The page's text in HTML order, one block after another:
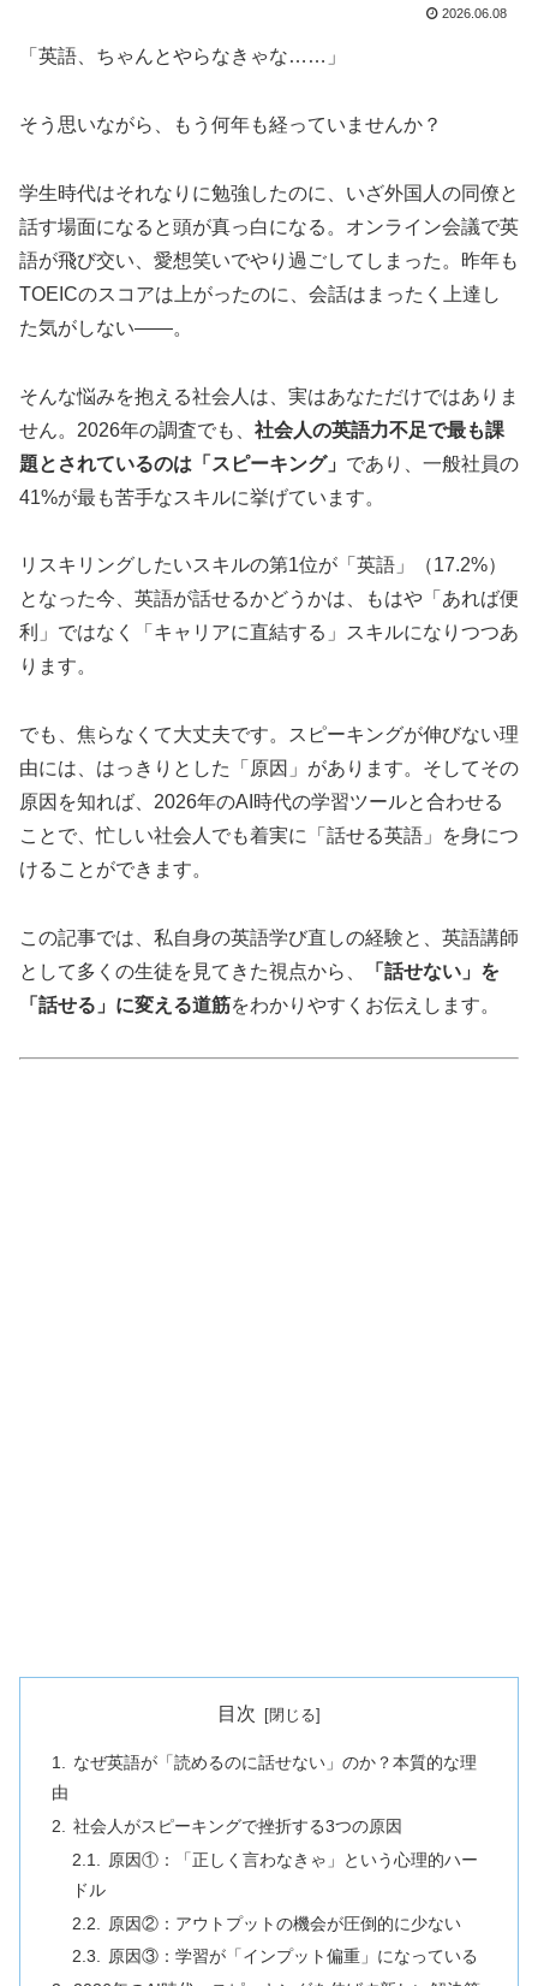
2026.06.08
「英語、ちゃんとやらなきゃな……」
そう思いながら、もう何年も経っていませんか？
学生時代はそれなりに勉強したのに、いざ外国人の同僚と
話す場面になると頭が真っ白になる。オンライン会議で英
語が飛び交い、愛想笑いでやり過ごしてしまった。昨年も
TOEICのスコアは上がったのに、会話はまったく上達し
た気がしない——。
そんな悩みを抱える社会人は、実はあなただけではありま
せん。2026年の調査でも、 社会人の英語力不足で最も課
題とされているのは「スピーキング」 であり、一般社員の
41%が最も苦手なスキルに挙げています。
リスキリングしたいスキルの第1位が「英語」（17.2%）
となった今、英語が話せるかどうかは、もはや「あれば便
利」ではなく「キャリアに直結する」スキルになりつつあ
ります。
でも、焦らなくて大丈夫です。スピーキングが伸びない理
由には、はっきりとした「原因」があります。そしてその
原因を知れば、2026年のAI時代の学習ツールと合わせる
ことで、忙しい社会人でも着実に「話せる英語」を身につ
けることができます。
この記事では、私自身の英語学び直しの経験と、英語講師
として多くの生徒を見てきた視点から、
「話せない」を
「話せる」に変える道筋をわかりやすくお伝えします。
目次
なぜ英語が「読めるのに話せない」のか？本質的な理
由
社会人がスピーキングで挫折する3つの原因
原因①：「正しく言わなきゃ」という心理的ハー
ドル
原因②：アウトプットの機会が圧倒的に少ない
原因③：学習が「インプット偏重」になっている